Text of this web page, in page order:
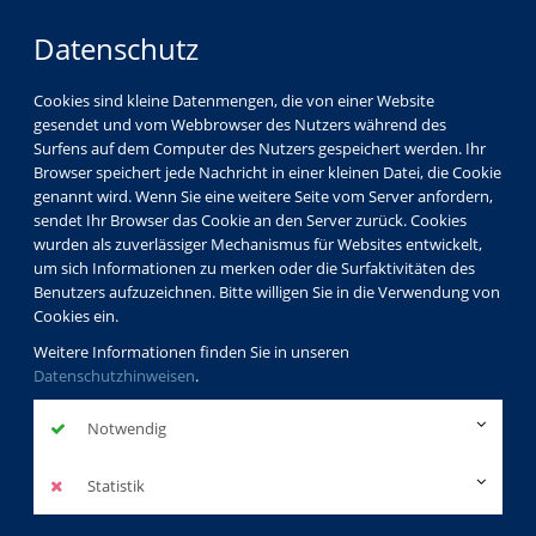
Datenschutz
Cookies sind kleine Datenmengen, die von einer Website
gesendet und vom Webbrowser des Nutzers während des
Surfens auf dem Computer des Nutzers gespeichert werden. Ihr
Browser speichert jede Nachricht in einer kleinen Datei, die Cookie
genannt wird. Wenn Sie eine weitere Seite vom Server anfordern,
sendet Ihr Browser das Cookie an den Server zurück. Cookies
wurden als zuverlässiger Mechanismus für Websites entwickelt,
um sich Informationen zu merken oder die Surfaktivitäten des
Benutzers aufzuzeichnen. Bitte willigen Sie in die Verwendung von
Cookies ein.
Weitere Informationen finden Sie in unseren
Datenschutzhinweisen.
Notwendig
Statistik